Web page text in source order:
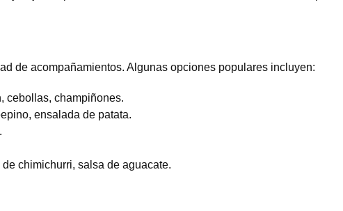
de acompañamientos. Algunas opciones populares incluyen:
cebollas, champiñones.
ensalada de patata.
chimichurri, salsa de aguacate.